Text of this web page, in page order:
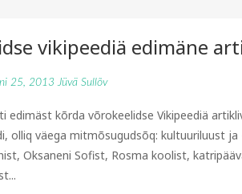
vikipeediä edimäne
25, 2013 Jüvä Sullõv
edimäst kõrda võrokeelidse Vikipeediä
olliq väega mitmõsugudsõq: kultuuriluust
Oksaneni Sofist, Rosma koolist,